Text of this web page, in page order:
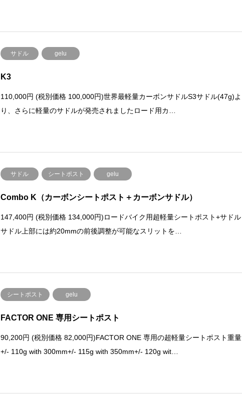
サドル gelu
K3
110,000円 (税別価格 100,000円)世界最軽量カーボンサドルS3サドル(47g)よ
り、さらに軽量のサドルが発売されましたロード用カ…
サドル シートポスト gelu
Combo K（カーボンシートポスト＋カーボンサドル）
147,400円 (税別価格 134,000円)ロードバイク用超軽量シートポスト+サドル
サドル上部には約20mmの前後調整が可能なスリットを…
シートポスト gelu
FACTOR ONE 専用シートポスト
90,200円 (税別価格 82,000円)FACTOR ONE 専用の超軽量シートポスト重量
+/- 110g with 300mm+/- 115g with 350mm+/- 120g wit…